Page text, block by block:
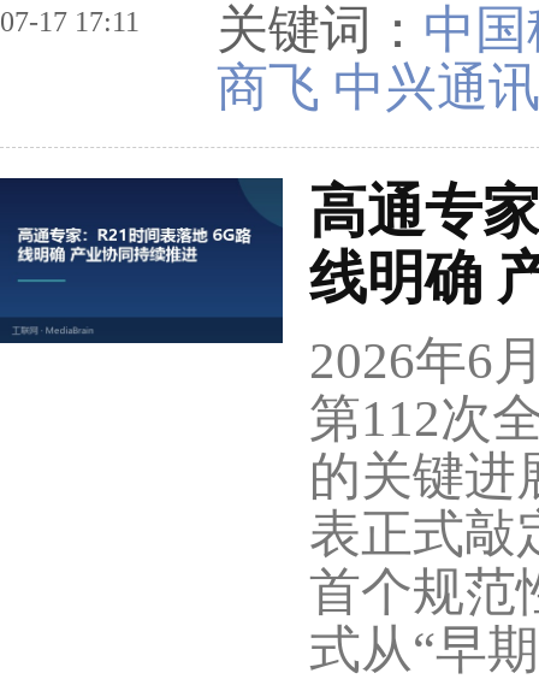
07-17 17:11 关键词： 中
商飞 中兴通讯
高通专
线明确
2026年6
第112次
的关键进
表正式敲
首个规范
式从“早